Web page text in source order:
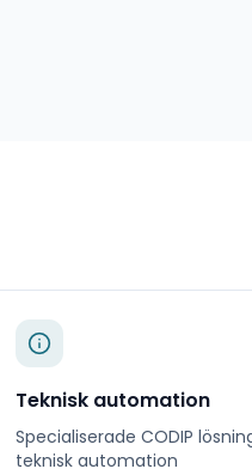
Teknisk automation
Specialiserade CODIP
teknisk automation